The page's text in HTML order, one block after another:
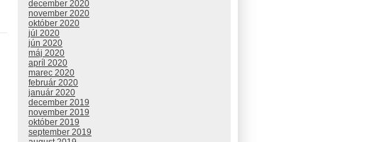
december 2020
november 2020
október 2020
júl 2020
jún 2020
máj 2020
apríl 2020
marec 2020
február 2020
január 2020
december 2019
november 2019
október 2019
september 2019